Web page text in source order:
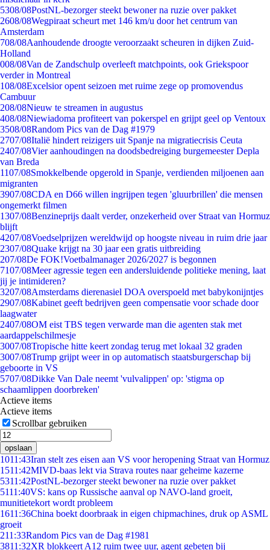
5308/08PostNL-bezorger steekt bewoner na ruzie over pakket
2608/08Wegpiraat scheurt met 146 km/u door het centrum van
Amsterdam
708/08Aanhoudende droogte veroorzaakt scheuren in dijken Zuid-
Holland
008/08Van de Zandschulp overleeft matchpoints, ook Griekspoor
verder in Montreal
108/08Excelsior opent seizoen met ruime zege op promovendus
Cambuur
208/08Nieuw te streamen in augustus
408/08Niewiadoma profiteert van pokerspel en grijpt geel op Ventoux
3508/08Random Pics van de Dag #1979
2707/08Italië hindert reizigers uit Spanje na migratiecrisis Ceuta
2407/08Vier aanhoudingen na doodsbedreiging burgemeester Depla
van Breda
1107/08Smokkelbende opgerold in Spanje, verdienden miljoenen aan
migranten
3907/08CDA en D66 willen ingrijpen tegen 'gluurbrillen' die mensen
ongemerkt filmen
1307/08Benzineprijs daalt verder, onzekerheid over Straat van Hormuz
blijft
4207/08Voedselprijzen wereldwijd op hoogste niveau in ruim drie jaar
2307/08Quake krijgt na 30 jaar een gratis uitbreiding
207/08De FOK!Voetbalmanager 2026/2027 is begonnen
7107/08Meer agressie tegen een andersluidende politieke mening, laat
jij je intimideren?
3207/08Amsterdams dierenasiel DOA overspoeld met babykonijntjes
2907/08Kabinet geeft bedrijven geen compensatie voor schade door
laagwater
2407/08OM eist TBS tegen verwarde man die agenten stak met
aardappelschilmesje
3007/08Tropische hitte keert zondag terug met lokaal 32 graden
3007/08Trump grijpt weer in op automatisch staatsburgerschap bij
geboorte in VS
5707/08Dikke Van Dale neemt 'vulvalippen' op: 'stigma op
schaamlippen doorbreken'
Actieve items
Actieve items
Scrollbar gebruiken
opslaan
1011:43Iran stelt zes eisen aan VS voor heropening Straat van Hormuz
1511:42MIVD-baas lekt via Strava routes naar geheime kazerne
5311:42PostNL-bezorger steekt bewoner na ruzie over pakket
5111:40VS: kans op Russische aanval op NAVO-land groeit,
munitietekort wordt probleem
1611:36China boekt doorbraak in eigen chipmachines, druk op ASML
groeit
211:33Random Pics van de Dag #1981
3811:32XR blokkeert A12 ruim twee uur, agent gebeten bij